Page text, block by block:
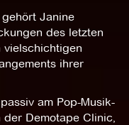
Janine
des letzten
vielschichtigen
ihrer
am Pop-Musik-
Demotape Clinic,